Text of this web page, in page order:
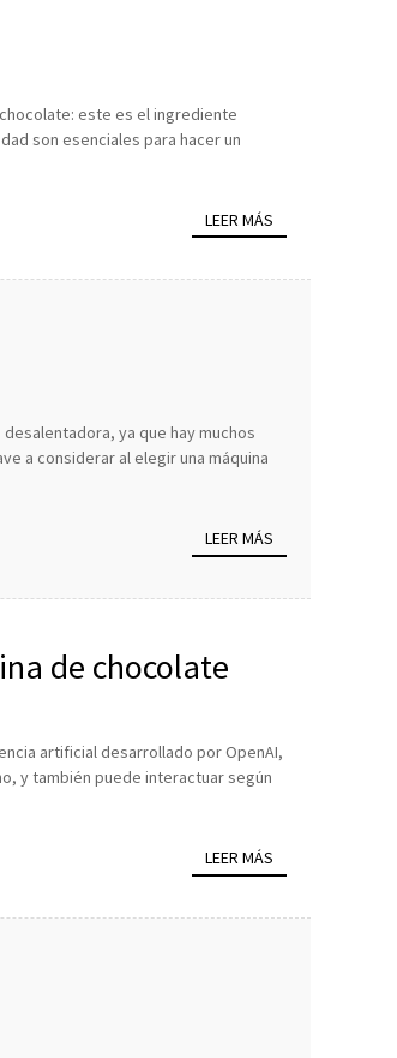
este es el ingrediente
son esenciales para hacer un
LEER MÁS
ya que hay muchos
a considerar al elegir una máquina
LEER MÁS
de chocolate
artificial desarrollado por OpenAI,
y también puede interactuar según
LEER MÁS